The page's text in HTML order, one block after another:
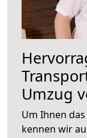
Umzug
Um Ihnen
kennen wir